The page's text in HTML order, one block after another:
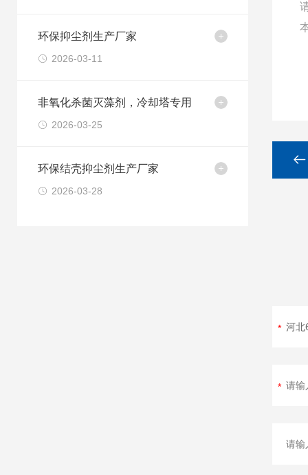
环保抑尘剂生产厂家
2026-03-11
非氧化杀菌灭藻剂，冷却塔专用
2026-03-25
环保结壳抑尘剂生产厂家
2026-03-28